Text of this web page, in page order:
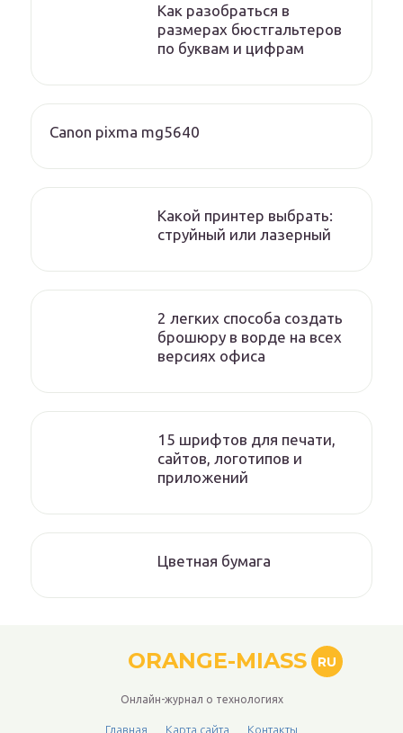
Как разобраться в
размерах бюстгальтеров
по буквам и цифрам
Canon pixma mg5640
Какой принтер выбрать:
струйный или лазерный
2 легких способа создать
брошюру в ворде на всех
версиях офиса
15 шрифтов для печати,
сайтов, логотипов и
приложений
Цветная бумага
ORANGE-MIASS RU
Онлайн-журнал о технологиях
Главная Карта сайта Контакты